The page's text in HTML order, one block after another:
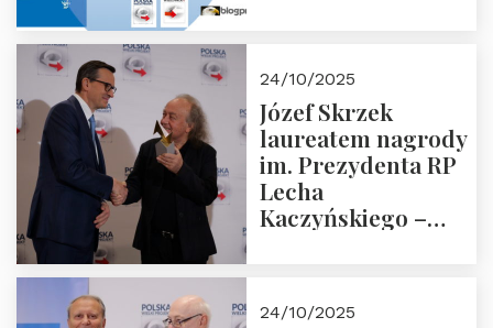
24/10/2025
Józef Skrzek
laureatem nagrody
im. Prezydenta RP
Lecha
Kaczyńskiego –
24/10/2025